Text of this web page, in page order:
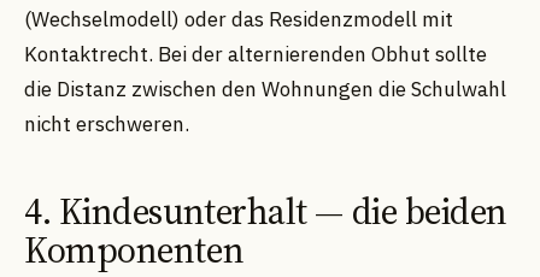
(Wechselmodell) oder das Residenzmodell mit
Kontaktrecht. Bei der alternierenden Obhut sollte
die Distanz zwischen den Wohnungen die Schulwahl
nicht erschweren.
4. Kindesunterhalt — die beiden
Komponenten